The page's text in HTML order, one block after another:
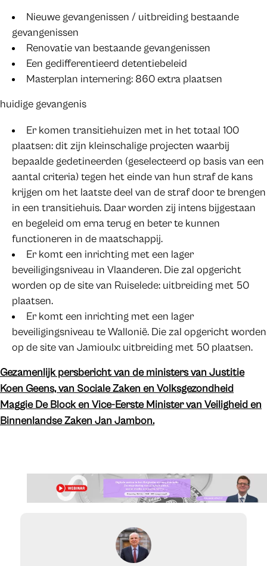
Nieuwe gevangenissen / uitbreiding bestaande
gevangenissen
Renovatie van bestaande gevangenissen
Een gedifferentieerd detentiebeleid
Masterplan internering: 860 extra plaatsen
huidige gevangenis
Er komen transitiehuizen met in het totaal 100
plaatsen: dit zijn kleinschalige projecten waarbij
bepaalde gedetineerden (geselecteerd op basis van een
aantal criteria) tegen het einde van hun straf de kans
krijgen om het laatste deel van de straf door te brengen
in een transitiehuis. Daar worden zij intens bijgestaan
en begeleid om erna terug en beter te kunnen
functioneren in de maatschappij.
Er komt een inrichting met een lager
beveiligingsniveau in Vlaanderen. Die zal opgericht
worden op de site van Ruiselede: uitbreiding met 50
plaatsen.
Er komt een inrichting met een lager
beveiligingsniveau te Wallonië. Die zal opgericht worden
op de site van Jamioulx: uitbreiding met 50 plaatsen.
Gezamenlijk persbericht van de ministers van Justitie
Koen Geens, van Sociale Zaken en Volksgezondheid
Maggie De Block en Vice-Eerste Minister van Veiligheid en
Binnenlandse Zaken Jan Jambon.